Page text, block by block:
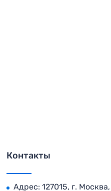
Контакты
Адрес: 127015, г.